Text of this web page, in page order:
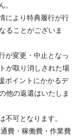
により特典履行が行
ることがございま
が変更・中止となっ
が取り消しされた場
ポイントにかかるデ
他の返還はいたしま
可となります。
費・稼働費・作業費